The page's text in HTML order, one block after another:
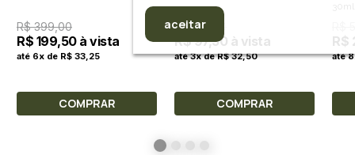
R$ 399,00
R$ 199,50 à vista
até 6x de R$ 33,25
COMPRAR
R$ 195,00
R$ 97,50 à vista
até 3x de R$ 32,50
COMPRAR
R$
até
aceitar